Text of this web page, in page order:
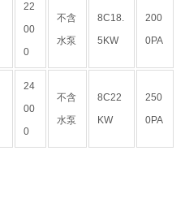
22
00
0
不含
水泵
8C18.
5KW
200
0PA
24
00
0
不含
水泵
8C22
KW
250
0PA